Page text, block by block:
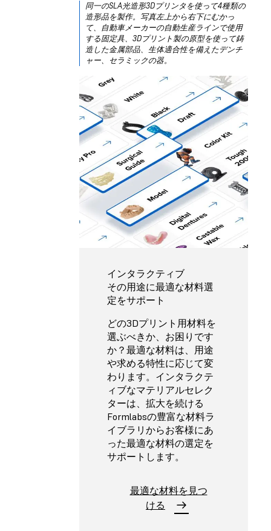
同一のSLA光造形3Dプリンタを使って4種類の
造形品を製作。写真左上から右下にむかっ
て、
自動車メーカーの自動生産ラインで使用
する固定具、3Dプリント製の原型を使って鋳
造した金属部品、生体適合性を備えたデンチ
ャー、セラミックの器。
インタラクティブ
その用途に最適な材料選
定をサポート
どの3Dプリント用材料を
選ぶべきか、お困りです
か？最適な材料は、用途
や求める特性に応じて変
わります。インタラクテ
ィブなマテリアルセレク
ターは、拡大を続ける
Formlabsの豊富な材料ラ
イブラリからお客様にあ
った最適な材料の選定を
サポートします。
最適な材料を見つ
ける